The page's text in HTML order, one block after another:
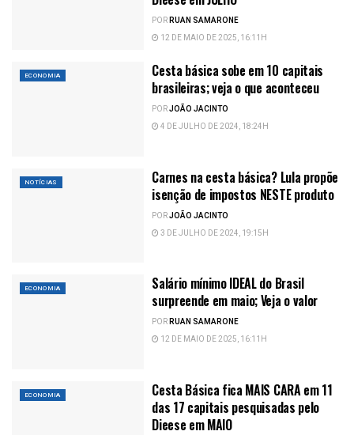
PORRUAN SAMARONE
12 DE MAIO DE 2025, 16:11H
ECONOMIA
Cesta básica sobe em 10 capitais
brasileiras; veja o que aconteceu
PORJOÃO JACINTO
4 DE JULHO DE 2024, 18:24H
NOTÍCIAS
Carnes na cesta básica? Lula propõe
isenção de impostos NESTE produto
PORJOÃO JACINTO
3 DE JULHO DE 2024, 19:15H
ECONOMIA
Salário mínimo IDEAL do Brasil
surpreende em maio; Veja o valor
PORRUAN SAMARONE
12 DE MAIO DE 2025, 16:11H
ECONOMIA
Cesta Básica fica MAIS CARA em 11
das 17 capitais pesquisadas pelo
Dieese em MAIO